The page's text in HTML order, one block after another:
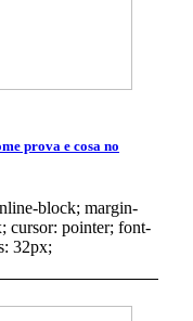
prova e cosa no
block; margin-
cursor: pointer; font-
32px;